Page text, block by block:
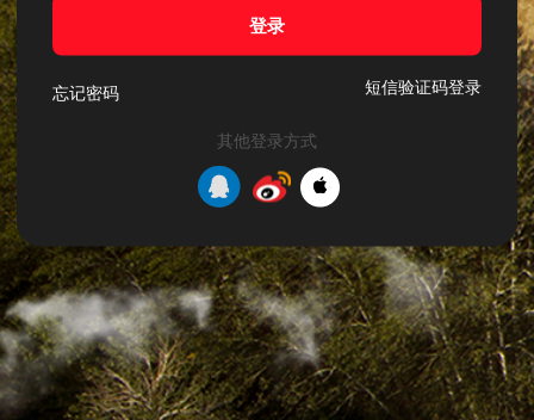
登录
忘记密码 短信验证码登录
其他登录方式